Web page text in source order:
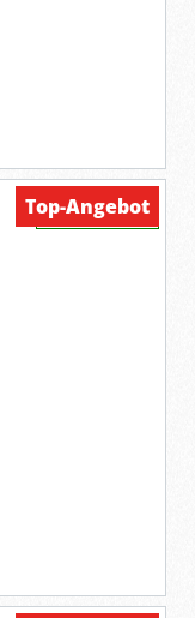
Verfügbar
Top-Angebot